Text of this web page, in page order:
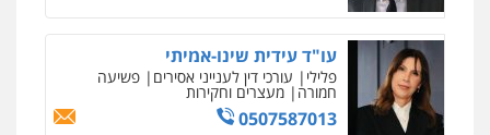
משפחה גישור
0507206063
מנשה, אלמוג – עורכי דין